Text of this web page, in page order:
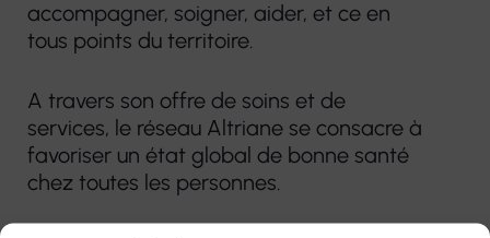
accompagner, soigner, aider, et ce en
tous points du territoire.
A travers son offre de soins et de
services, le réseau Altriane se consacre à
favoriser un état global de bonne santé
chez toutes les personnes.